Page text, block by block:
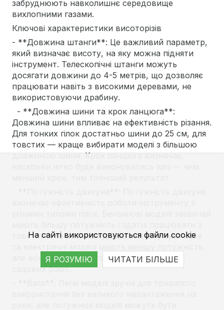
забруднюють навколишнє середовище
вихлопними газами.
Ключові характеристики висоторізів
- **Довжина штанги**: Це важливий параметр,
який визначає висоту, на яку можна підняти
інструмент. Телескопічні штанги можуть
досягати довжини до 4-5 метрів, що дозволяє
працювати навіть з високими деревами, не
використовуючи драбину.
- **Довжина шини та крок ланцюга**:
Довжина шини впливає на ефективність різання.
Для тонких гілок достатньо шини до 25 см, для
товстих — краще вибирати моделі з більшою
довжиною шини. Крок ланцюга визначає,
товстими та старими деревами. Акумуляторні
але вони цілком достатні для звичайних
садових робіт.
На сайті використовуються файли cookie
Я РОЗУМІЮ ЧИТАТИ БІЛЬШЕ